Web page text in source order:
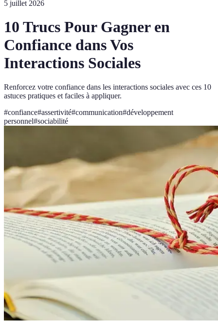
5 juillet 2026
10 Trucs Pour Gagner en
Confiance dans Vos
Interactions Sociales
Renforcez votre confiance dans les interactions sociales avec ces 10
astuces pratiques et faciles à appliquer.
#confiance#assertivité#communication#développement
personnel#sociabilité